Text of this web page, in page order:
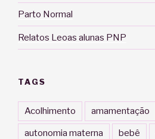
Parto Normal
Relatos Leoas alunas PNP
TAGS
Acolhimento amamentação
autonomia materna bebê